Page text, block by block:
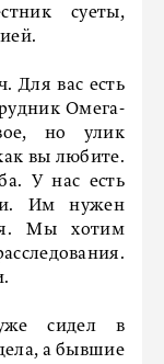
суеты,
Для вас есть
Омега-
но улик
вы любите.
У нас есть
Им нужен
Мы хотим
сидел в
а бывшие